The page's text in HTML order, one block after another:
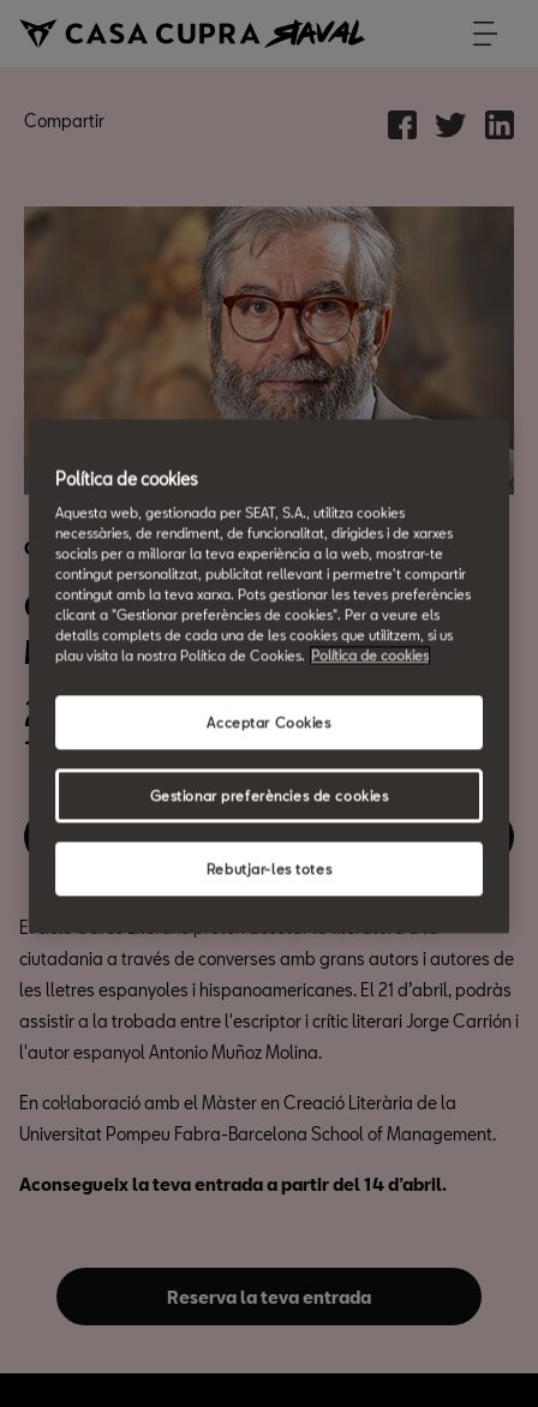
Compartir
Cultura urbana
Cafès Literaris: Antonio
Muñoz Molina
21 d´Abril
19.00h
El cicle Cafès Literaris pretén acostar la literatura a la
ciutadania a través de converses amb grans autors i autores de
les lletres espanyoles i hispanoamericanes. El 21 d’abril, podràs
assistir a la trobada entre l'escriptor i crític literari Jorge Carrión i
l'autor espanyol Antonio Muñoz Molina.
En col·laboració amb el Màster en Creació Literària de la
Universitat Pompeu Fabra-Barcelona School of Management.
Aconsegueix la teva entrada a partir del 14 d’abril.
Reserva la teva entrada
Política de cookies
Aquesta web, gestionada per SEAT, S.A., utilitza cookies
necessàries, de rendiment, de funcionalitat, dirigides i de xarxes
socials per a millorar la teva experiència a la web, mostrar-te
contingut personalitzat, publicitat rellevant i permetre't compartir
contingut amb la teva xarxa. Pots gestionar les teves preferències
clicant a "Gestionar preferències de cookies". Per a veure els
detalls complets de cada una de les cookies que utilitzem, si us
plau visita la nostra Política de Cookies. Política de cookies
Rebutjar-les totes
Acceptar Cookies
Gestionar preferències de cookies